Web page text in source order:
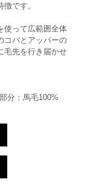
です。
使って広範囲全体
コバとアッパーの
毛先を行き届かせ
分：馬毛100%